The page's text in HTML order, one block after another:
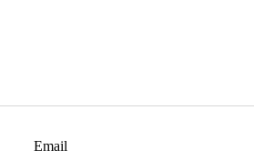
Email